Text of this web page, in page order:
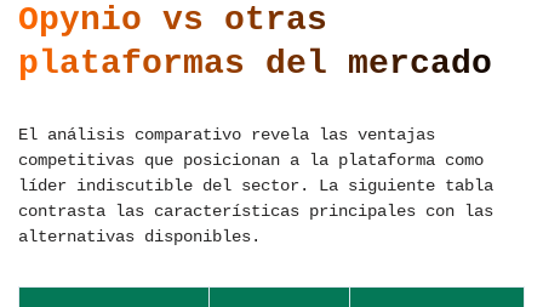
Opynio vs otras
plataformas del mercado
El análisis comparativo revela las ventajas
competitivas que posicionan a la plataforma como
líder indiscutible del sector. La siguiente tabla
contrasta las características principales con las
alternativas disponibles.